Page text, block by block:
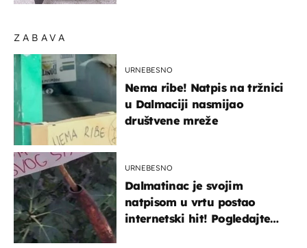
ZABAVA
URNEBESNO
Nema ribe! Natpis na tržnici
u Dalmaciji nasmijao
društvene mreže
URNEBESNO
Dalmatinac je svojim
natpisom u vrtu postao
internetski hit! Pogledajte